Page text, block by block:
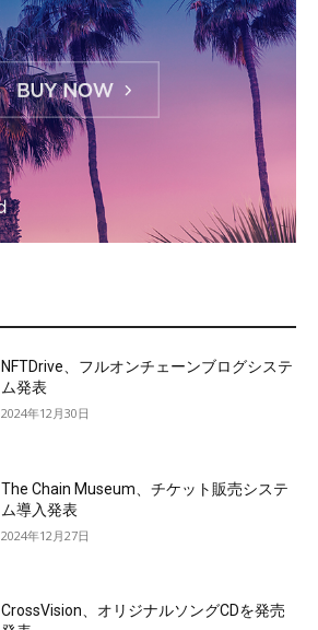
NFTDrive、フルオンチェーンブログシステ
ム発表
2024年12月30日
The Chain Museum、チケット販売システ
ム導入発表
2024年12月27日
CrossVision、オリジナルソングCDを発売